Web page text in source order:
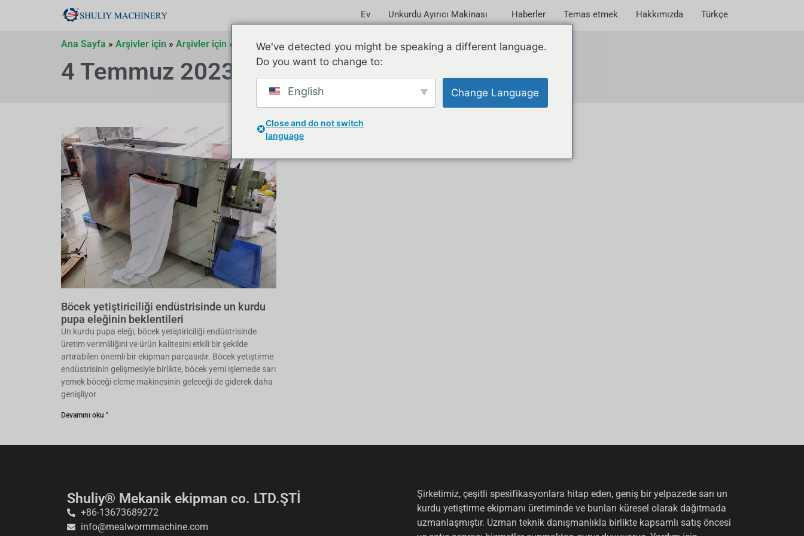
Ev Unkurdu Ayırıcı Makinası Haberler Temas etmek Hakkımızda Türkçe
Ana Sayfa » Arşivler için » Arşivler için » Arşivler için
4 Temmuz 2023
Böcek yetiştiriciliği endüstrisinde un kurdu
pupa eleğinin beklentileri
Un kurdu pupa eleği, böcek yetiştiriciliği endüstrisinde
üretim verimliliğini ve ürün kalitesini etkili bir şekilde
artırabilen önemli bir ekipman parçasıdır. Böcek yetiştirme
endüstrisinin gelişmesiyle birlikte, böcek yemi işlemede sarı
yemek böceği eleme makinesinin geleceği de giderek daha
genişliyor
Devamını oku "
Shuliy® Mekanik ekipman co. LTD.ŞTİ
+86-13673689272
info@mealwormmachine.com
Şirketimiz, çeşitli spesifikasyonlara hitap eden, geniş bir yelpazede sarı un
kurdu yetiştirme ekipmanı üretiminde ve bunları küresel olarak dağıtmada
uzmanlaşmıştır. Uzman teknik danışmanlıkla birlikte kapsamlı satış öncesi
We've detected you might be speaking a different language.
Do you want to change to:
English Change Language
Close and do not switch
language